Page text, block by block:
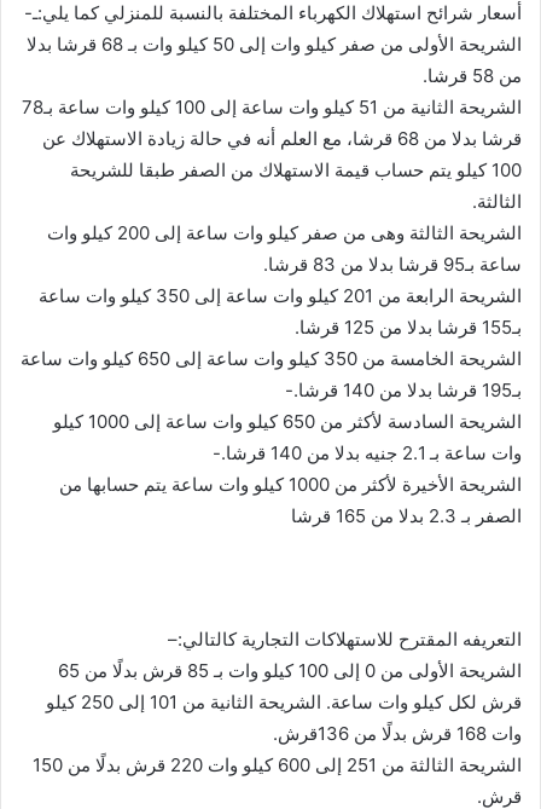
أسعار شرائح استهلاك الكهرباء المختلفة بالنسبة للمنزلي كما يلي:ـ-
الشريحة الأولى من صفر كيلو وات إلى 50 كيلو وات بـ 68 قرشا بدلا
من 58 قرشا.
الشريحة الثانية من 51 كيلو وات ساعة إلى 100 كيلو وات ساعة بـ78
قرشا بدلا من 68 قرشا، مع العلم أنه في حالة زيادة الاستهلاك عن
100 كيلو يتم حساب قيمة الاستهلاك من الصفر طبقا للشريحة
الثالثة.
الشريحة الثالثة وهى من صفر كيلو وات ساعة إلى 200 كيلو وات
ساعة بـ95 قرشا بدلا من 83 قرشا.
الشريحة الرابعة من 201 كيلو وات ساعة إلى 350 كيلو وات ساعة
بـ155 قرشا بدلا من 125 قرشا.
الشريحة الخامسة من 350 كيلو وات ساعة إلى 650 كيلو وات ساعة
بـ195 قرشا بدلا من 140 قرشا.-
الشريحة السادسة لأكثر من 650 كيلو وات ساعة إلى 1000 كيلو
وات ساعة بـ 2.1 جنيه بدلا من 140 قرشا.-
الشريحة الأخيرة لأكثر من 1000 كيلو وات ساعة يتم حسابها من
الصفر بـ 2.3 بدلا من 165 قرشا
التعريفه المقترح للاستهلاكات التجارية كالتالي:–
الشريحة الأولى من 0 إلى 100 كيلو وات بـ 85 قرش بدلًا من 65
قرش لكل كيلو وات ساعة. الشريحة الثانية من 101 إلى 250 كيلو
وات 168 قرش بدلًا من 136قرش.
الشريحة الثالثة من 251 إلى 600 كيلو وات 220 قرش بدلًا من 150
قرش.